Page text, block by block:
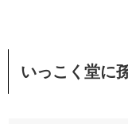
いっこく堂に